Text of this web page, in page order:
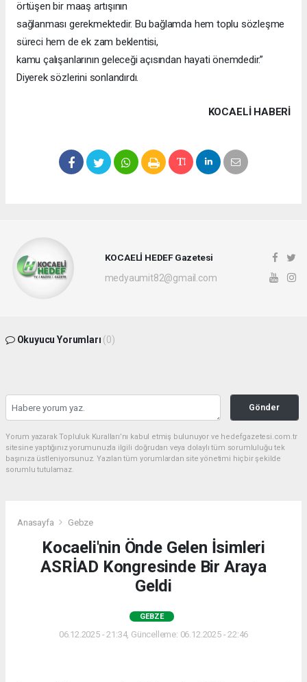
örtüşen bir maaş artışının
sağlanması gerekmektedir. Bu bağlamda hem toplu sözleşme
süreci hem de ek zam beklentisi,
kamu çalışanlarının geleceği açısından hayati önemdedir.”
Diyerek sözlerini sonlandırdı.
KOCAELI HABERİ
KOCAELİ HEDEF Gazetesi
medyaumit82@gmail.com
Okuyucu Yorumları (0)
Gönder
Yorum yazarak Topluluk Kuralları’nı kabul etmiş bulunuyor ve hedefgazetesi.com.tr
sitesine yaptığınız yorumunuzla ilgili doğrudan veya dolaylı tüm sorumluluğu tek
başınıza üstleniyorsunuz. Yazılan tüm yorumlardan site yönetimi hiçbir şekilde
sorumlu tutulamaz.
Anasayfa Gebze
Kocaeli'nin Önde Gelen İsimleri
ASRİAD Kongresinde Bir Araya
Geldi
GEBZE
06.12.2025 - 21:34, Güncelleme: 06.12.2025 - 22:46